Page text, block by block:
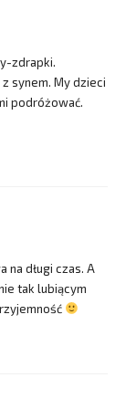
zdrapki.
synem. My dzieci
podróżować.
na długi czas. A
tak lubiącym